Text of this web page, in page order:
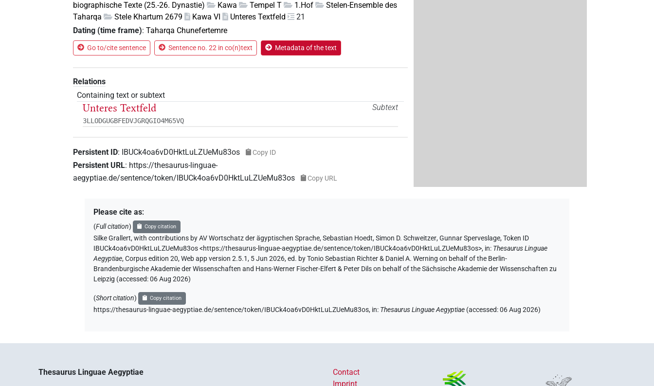
biographische Texte (25.-26. Dynastie)
Kawa Tempel T 1.Hof
Stelen-Ensemble des
Taharqa
Stele Khartum 2679 Kawa VI Unteres Textfeld
21
Dating (time frame):Taharqa Chunefertemre
Go to/cite sentence Sentence no. 22 in co(n)text Metadata of the text
Relations
Containing text or subtext
Subtext
Unteres Textfeld
3LLODGUGBFEDVJGRQGIO4M65VQ
Persistent ID: IBUCk4oa6vD0HktLuLZUeMu83os Copy ID
Persistent URL: https://thesaurus-linguae-
aegyptiae.de/sentence/token/IBUCk4oa6vD0HktLuLZUeMu83os
Copy URL
Please cite as:
(Full citation) Copy citation
Silke Grallert,with contributions by AV Wortschatz der ägyptischen Sprache,Sebastian Hoedt,Simon D. Schweitzer,Gunnar Sperveslage,Token ID
IBUCk4oa6vD0HktLuLZUeMu83os <https://thesaurus-linguae-aegyptiae.de/sentence/token/IBUCk4oa6vD0HktLuLZUeMu83os>, in: Thesaurus Linguae
Aegyptiae,Corpus edition 20, Web app version 2.5.1, 5 Jun 2026, ed. by Tonio Sebastian Richter & Daniel A. Werning on behalf of the Berlin-
Brandenburgische Akademie der Wissenschaften and Hans-Werner Fischer-Elfert & Peter Dils on behalf of the Sächsische Akademie der Wissenschaften zu
Leipzig (accessed:06 Aug 2026)
(Short citation) Copy citation
https://thesaurus-linguae-aegyptiae.de/sentence/token/IBUCk4oa6vD0HktLuLZUeMu83os, in: Thesaurus Linguae Aegyptiae (accessed:06 Aug 2026)
Thesaurus Linguae Aegyptiae
Contact
Imprint